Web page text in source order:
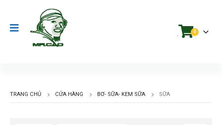
. 0
TRANG CHỦ CỬA HÀNG BƠ- SỮA- KEM SỮA SỮA